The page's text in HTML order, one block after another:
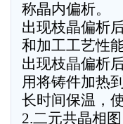
称晶内偏析。
出现枝晶偏析
和加工工艺性能
出现枝晶偏析
用将铸件加热
长时间保温，
2.二元共晶相图